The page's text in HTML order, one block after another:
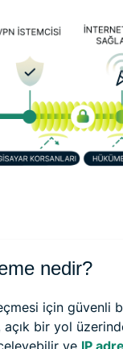
nedir?
için güvenli
bir yol
ve IP